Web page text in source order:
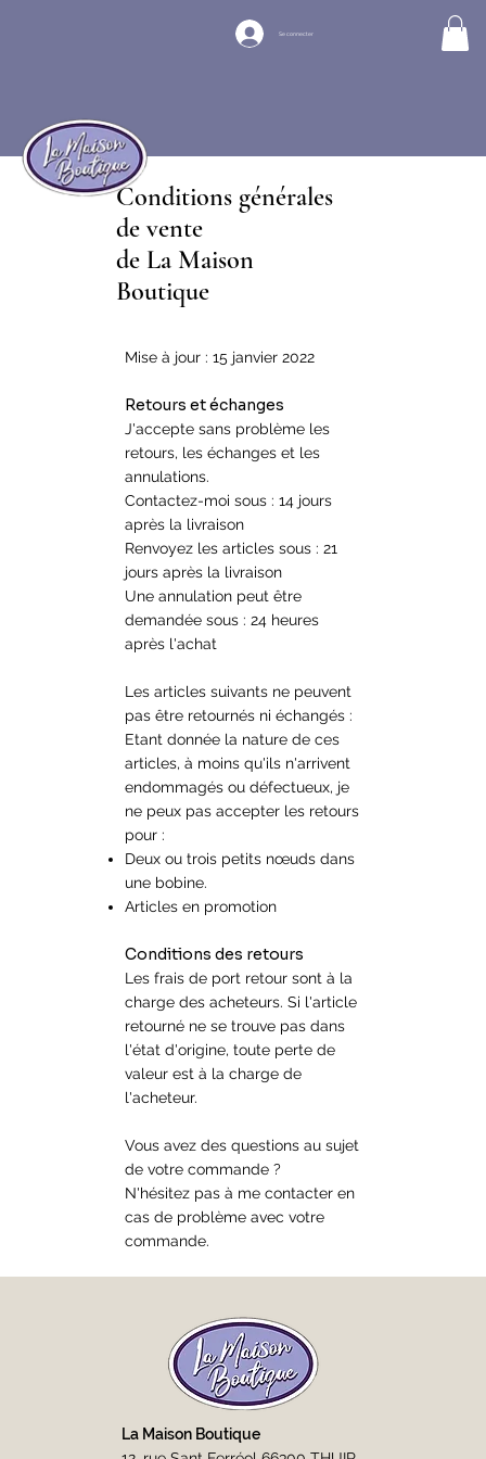
Se connecter
Conditions générales
de vente
de La Maison
Boutique
Mise à jour : 15 janvier 2022
Retours et échanges
J'accepte sans problème les
retours, les échanges et les
annulations.
Contactez-moi sous : 14 jours
après la livraison
Renvoyez les articles sous : 21
jours après la livraison
Une annulation peut être
demandée sous : 24 heures
après l'achat
Les articles suivants ne peuvent
pas être retournés ni échangés :
Etant donnée la nature de ces
articles, à moins qu'ils n'arrivent
endommagés ou défectueux, je
ne peux pas accepter les retours
pour :
Deux ou trois petits nœuds dans
une bobine.
Articles en promotion​
Conditions des retours
Les frais de port retour sont à la
charge des acheteurs. Si l'article
retourné ne se trouve pas dans
l'état d'origine, toute perte de
valeur est à la charge de
l'acheteur.
Vous avez des questions au sujet
de votre commande ?
N'hésitez pas à me contacter en
cas de problème avec votre
commande.
La Maison Boutique